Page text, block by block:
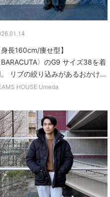
身長160cm/痩せ型】
BARACUTA〉のG9 サイズ38を着
。 リブの絞り込みがあるおかけ...
HOUSE Umeda